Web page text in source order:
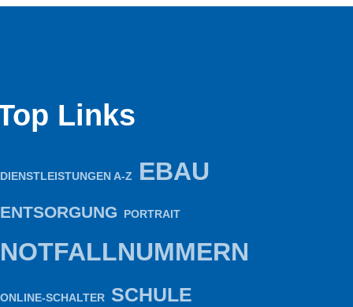
Links
DIENSTLEISTUNGEN A-Z EBAU
ENTSORGUNG PORTRAIT
NOTFALLNUMMERN
ONLINE-SCHALTER SCHULE